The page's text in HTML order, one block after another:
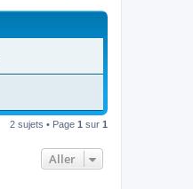
2 sujets • Page 1 sur 1
Aller